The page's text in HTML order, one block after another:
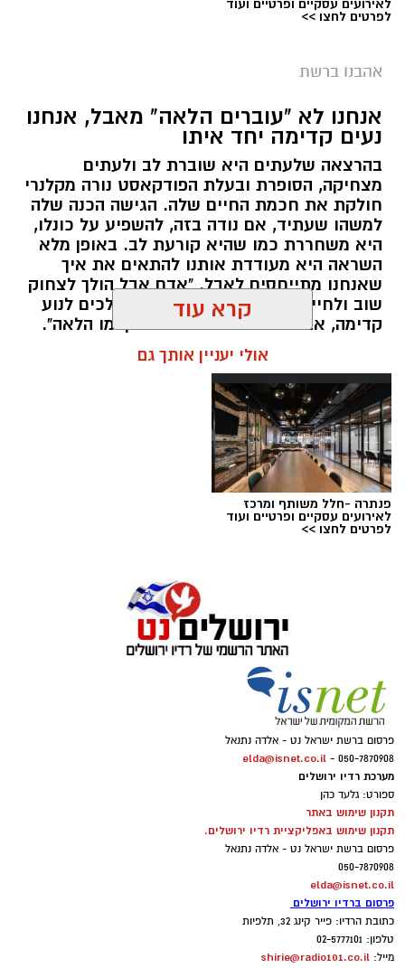
לאירועים עסקיים ופרטיים ועוד
לפרטים לחצו >>
אהבנו ברשת
אנחנו לא "עוברים הלאה" מאבל, אנחנו
נעים קדימה יחד איתו
בהרצאה שלעתים היא שוברת לב ולעתים
מצחיקה, הסופרת ובעלת הפודקאסט נורה מקלנרי
חולקת את חכמת החיים שלה. הגישה הכנה שלה
למשהו שעתיד, אם נודה בזה, להשפיע על כונלו,
היא משחררת כמו שהיא קורעת לב. באופן מלא
השראה היא מעודדת אותנו להתאים את איך
שאנחנו מתייחסים לאבל. "אדם אבל הולך לצחוק
שוב ולחייך שוב", היא אומרת. "הם הולכים לנוע
קדימה, אבל זה לא אומר שהם התקדמו הלאה".
תגים:אבל
קרא עוד
אולי יעניין אותך גם
פנתרה -חלל משותף ומרכז
לאירועים עסקיים ופרטיים ועוד
לפרטים לחצו >>
פרסום ברשת ישראל נט - אלדה נתנאל
050-7870908 -
elda@isnet.co.il
מערכת רדיו ירושלים
ספורט: גלעד כהן
תקנון שימוש באתר
תקנון שימוש באפליקציית רדיו ירושלים.
פרסום ברשת ישראל נט - אלדה נתנאל
050-7870908
elda@isnet.co.il
פרסום ברדיו ירושלים
כתובת הרדיו: פייר קינג 32, תלפיות
טלפון: 02-5777101
מייל: shirie@radio101.co.il